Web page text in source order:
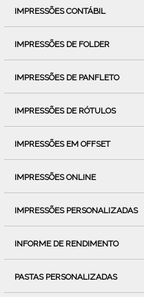
IMPRESSÕES CONTÁBIL
IMPRESSÕES DE FOLDER
IMPRESSÕES DE PANFLETO
IMPRESSÕES DE RÓTULOS
IMPRESSÕES EM OFFSET
IMPRESSÕES ONLINE
IMPRESSÕES PERSONALIZADAS
INFORME DE RENDIMENTO
PASTAS PERSONALIZADAS